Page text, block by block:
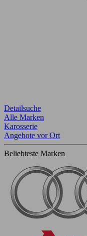
Detailsuche
Alle Marken
Karosserie
Angebote vor Ort
Beliebteste Marken